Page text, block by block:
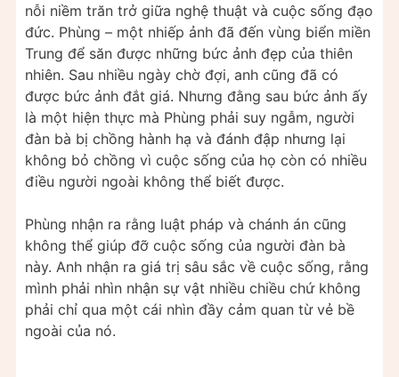
nỗi niềm trăn trở giữa nghệ thuật và cuộc sống đạo
đức. Phùng – một nhiếp ảnh đã đến vùng biển miền
Trung để săn được những bức ảnh đẹp của thiên
nhiên. Sau nhiều ngày chờ đợi, anh cũng đã có
được bức ảnh đắt giá. Nhưng đằng sau bức ảnh ấy
là một hiện thực mà Phùng phải suy ngẫm, người
đàn bà bị chồng hành hạ và đánh đập nhưng lại
không bỏ chồng vì cuộc sống của họ còn có nhiều
điều người ngoài không thể biết được.
Phùng nhận ra rằng luật pháp và chánh án cũng
không thể giúp đỡ cuộc sống của người đàn bà
này. Anh nhận ra giá trị sâu sắc về cuộc sống, rằng
mình phải nhìn nhận sự vật nhiều chiều chứ không
phải chỉ qua một cái nhìn đầy cảm quan từ vẻ bề
ngoài của nó.